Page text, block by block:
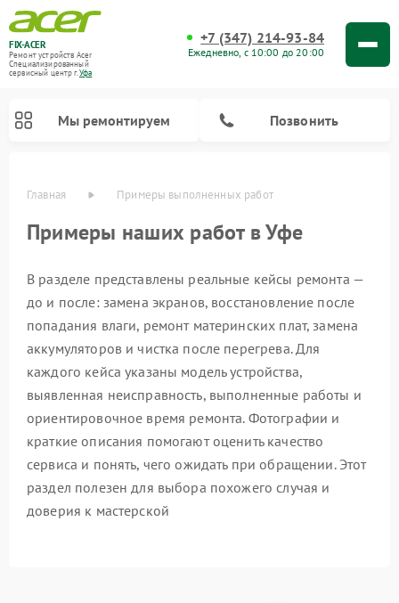
FIX-ACER
Ремонт устройств Acer
Специализированный
cервисный центр г.Уфа
+7 (347) 214-93-84
Ежедневно, с 10:00 до 20:00
Мы ремонтируем Позвонить
Главная Примеры выполненных работ
Примеры наших работ в Уфе
В разделе представлены реальные кейсы ремонта —
до и после: замена экранов, восстановление после
попадания влаги, ремонт материнских плат, замена
аккумуляторов и чистка после перегрева. Для
каждого кейса указаны модель устройства,
выявленная неисправность, выполненные работы и
ориентировочное время ремонта. Фотографии и
краткие описания помогают оценить качество
сервиса и понять, чего ожидать при обращении. Этот
раздел полезен для выбора похожего случая и
доверия к мастерской